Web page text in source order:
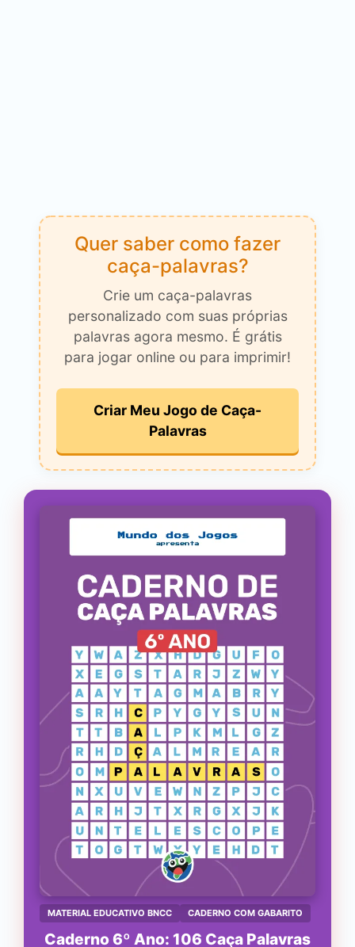
Quer saber como fazer
caça-palavras?
Crie um caça-palavras
personalizado com suas próprias
palavras agora mesmo. É grátis
para jogar online ou para imprimir!
Criar Meu Jogo de Caça-
Palavras
MATERIAL EDUCATIVO BNCC CADERNO COM GABARITO
Caderno 6º Ano: 106 Caça Palavras